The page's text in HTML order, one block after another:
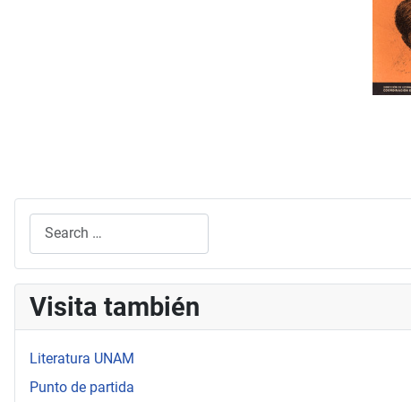
Search
Visita también
Literatura UNAM
Punto de partida